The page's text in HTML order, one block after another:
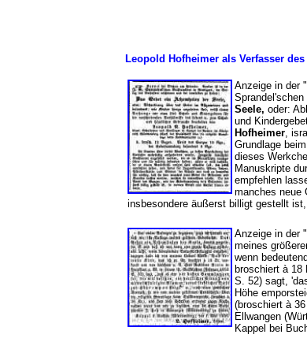
Leopold Hofheimer als Verfasser
Anzeige in der
Seele, oder:
und
Hofheimer,
Grundlage
dieses
Manuskripte
empfehlen
manches neue
insbesondere äußerst billigt gestellt
Anzeige in der
meines
wenn
broschiert à
S. 52) sagt,
Höhe
(broschiert à
Ellwangen
Kappel bei